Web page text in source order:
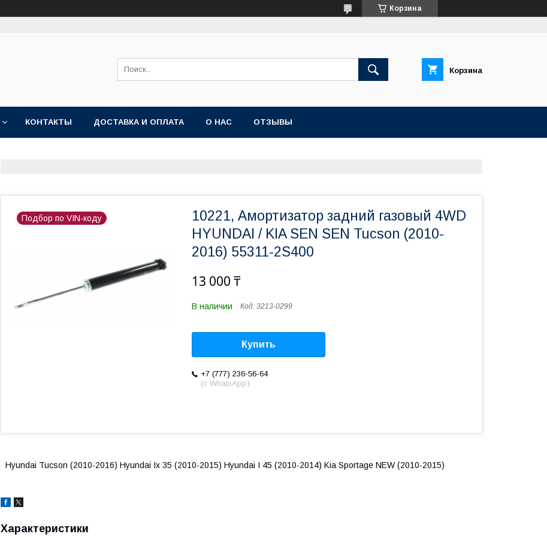
Корзина
Корзина
КОНТАКТЫ ДОСТАВКА И ОПЛАТА О НАС ОТЗЫВЫ
Подбор по VIN-коду
10221, Амортизатор задний газовый 4WD
HYUNDAI / KIA SEN SEN Tucson (2010-
2016) 55311-2S400
13 000 ₸
В наличии Код: 3213-0299
Купить
+7 (777) 236-56-64
(с WhatsApp)
Hyundai Tucson (2010-2016) Hyundai Ix 35 (2010-2015) Hyundai I 45 (2010-2014) Kia Sportage NEW (2010-2015)
Характеристики